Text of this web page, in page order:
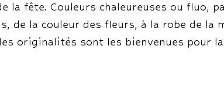
la fête. Couleurs chaleureuses ou fluo,
de la couleur des fleurs, à la robe de la
originalités sont les bienvenues pour